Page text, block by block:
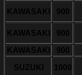
KAWASAKI 900
KAWASAKI 900
KAWASAKI
900
SUZUKI 1000